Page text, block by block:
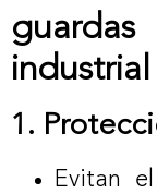
industrial
1.
Evitan